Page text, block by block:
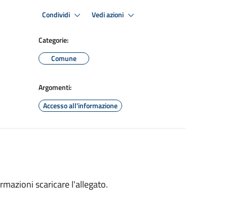
Condividi Vedi azioni
Categorie:
Comune
Argomenti:
Accesso all'informazione
scaricare l'allegato.